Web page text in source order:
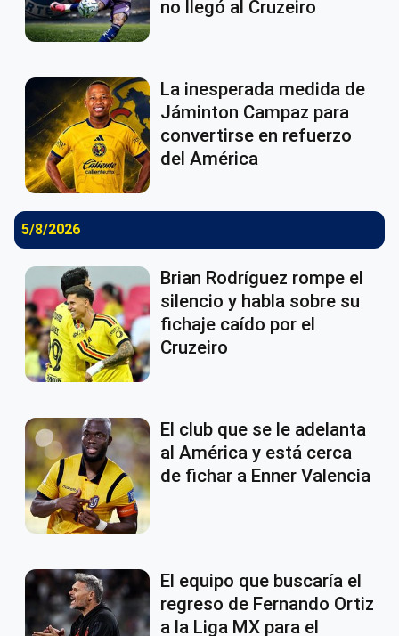
no llegó al Cruzeiro
La inesperada medida de
Jáminton Campaz para
convertirse en refuerzo
del América
5/8/2026
Brian Rodríguez rompe el
silencio y habla sobre su
fichaje caído por el
Cruzeiro
El club que se le adelanta
al América y está cerca
de fichar a Enner Valencia
El equipo que buscaría el
regreso de Fernando Ortiz
a la Liga MX para el